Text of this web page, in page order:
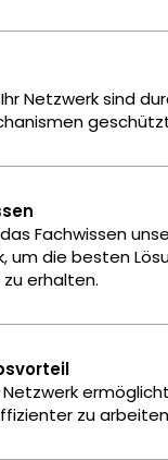
Netzwerk sind
Fachwissen
um die besten
erhalten.
zu